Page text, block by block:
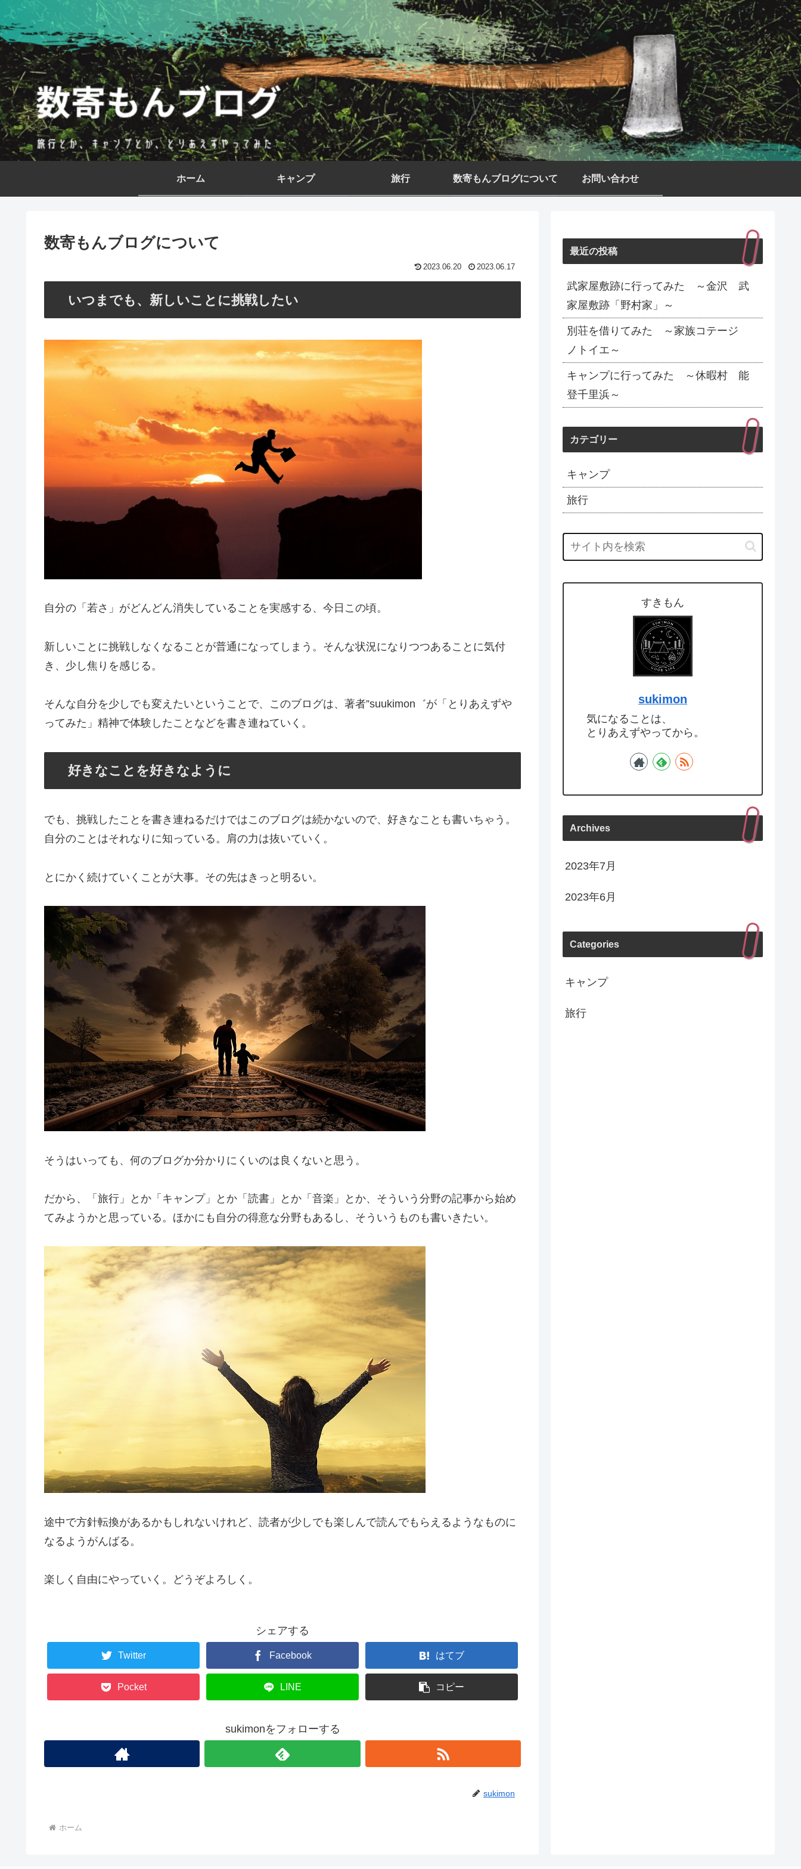
ホーム キャンプ 旅行 数寄もんブログについて お問い合わせ
数寄もんブログについて
2023.06.20 2023.06.17
いつまでも、新しいことに挑戦したい
自分の「若さ」がどんどん消失していることを実感する、今日この頃。
新しいことに挑戦しなくなることが普通になってしまう。そんな状況になりつつあることに気付
き、少し焦りを感じる。
そんな自分を少しでも変えたいということで、このブログは、著者”suukimon゛が「とりあえずや
ってみた」精神で体験したことなどを書き連ねていく。
好きなことを好きなように
でも、挑戦したことを書き連ねるだけではこのブログは続かないので、好きなことも書いちゃう。
自分のことはそれなりに知っている。肩の力は抜いていく。
とにかく続けていくことが大事。その先はきっと明るい。
そうはいっても、何のブログか分かりにくいのは良くないと思う。
だから、「旅行」とか「キャンプ」とか「読書」とか「音楽」とか、そういう分野の記事から始め
てみようかと思っている。ほかにも自分の得意な分野もあるし、そういうものも書いきたい。
途中で方針転換があるかもしれないけれど、読者が少しでも楽しんで読んでもらえるようなものに
なるようがんばる。
楽しく自由にやっていく。どうぞよろしく。
シェアする
Twitter Facebook はてブ
Pocket LINE コピー
sukimonをフォローする
sukimon
ホーム
最近の投稿
武家屋敷跡に行ってみた ～金沢 武
家屋敷跡「野村家」～
別荘を借りてみた ～家族コテージ
ノトイエ～
キャンプに行ってみた ～休暇村 能
登千里浜～
カテゴリー
キャンプ
旅行
すきもん
sukimon
気になることは、
とりあえずやってから。
Archives
2023年7月
2023年6月
Categories
キャンプ
旅行